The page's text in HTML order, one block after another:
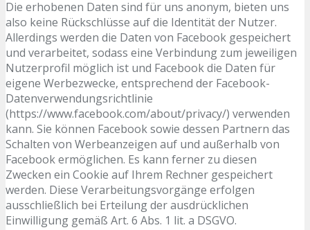
Die erhobenen Daten sind für uns anonym, bieten uns
also keine Rückschlüsse auf die Identität der Nutzer.
Allerdings werden die Daten von Facebook gespeichert
und verarbeitet, sodass eine Verbindung zum jeweiligen
Nutzerprofil möglich ist und Facebook die Daten für
eigene Werbezwecke, entsprechend der Facebook-
Datenverwendungsrichtlinie
(https://www.facebook.com/about/privacy/) verwenden
kann. Sie können Facebook sowie dessen Partnern das
Schalten von Werbeanzeigen auf und außerhalb von
Facebook ermöglichen. Es kann ferner zu diesen
Zwecken ein Cookie auf Ihrem Rechner gespeichert
werden. Diese Verarbeitungsvorgänge erfolgen
ausschließlich bei Erteilung der ausdrücklichen
Einwilligung gemäß Art. 6 Abs. 1 lit. a DSGVO.